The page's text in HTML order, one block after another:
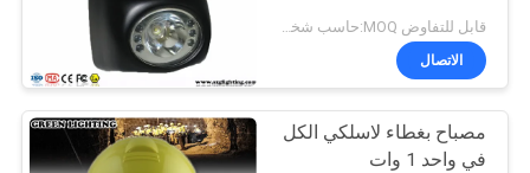
قابل للتفاوض MOQ:حاسب شخصي 1
الاتصال
مصباح بغطاء لاسلكي الكل
في واحد 1 وات